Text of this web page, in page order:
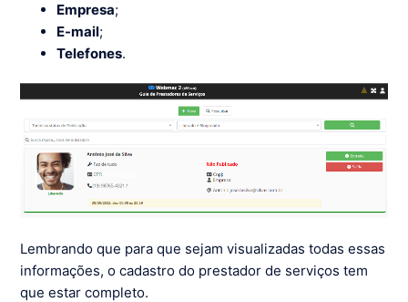
Empresa;
E-mail;
Telefones.
Lembrando que para que sejam visualizadas todas essas
informações, o cadastro do prestador de serviços tem
que estar completo.